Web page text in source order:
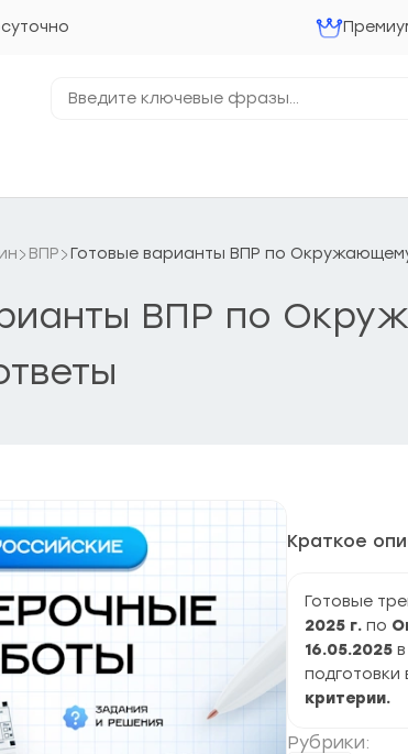
ключевые
ВПР Готовые варианты ВПР по
ВПР по
Краткое
Готовые
2025 г. по
16.05.2025
критерии.
Рубрики: